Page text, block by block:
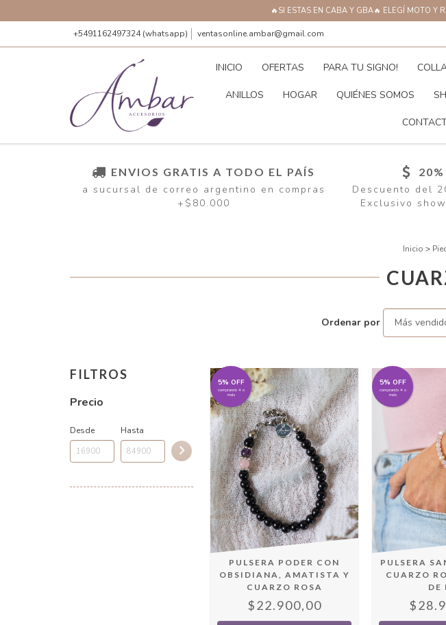
🔥SI ESTAS EN CABA Y GBA🔥 ELEGÍ MOTO Y
+5491162497324 (whatsapp) ventasonline.ambar@gmail.com
INICIO OFERTAS PARA TU SIGNO!
ANILLOS HOGAR QUIÉNES SOMOS
ENVIOS GRATIS A TODO EL PAÍS
a sucursal de correo argentino en compras
+$80.000
Descuento del
Exclusivo
Inicio >
Ordenar por
FILTROS
Precio
Desde Hasta
5% OFF
comprando 4 o
más
PULSERA PODER CON
OBSIDIANA, AMATISTA Y
CUARZO ROSA
$22.900,00
5% OFF
comprando 4 o
más
PULSERA
CUARZO
DE